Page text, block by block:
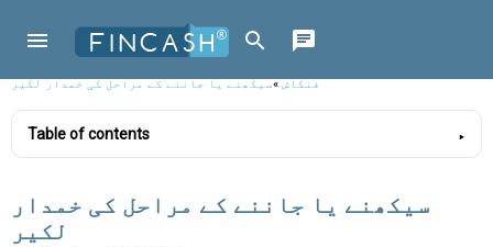
فنکاش»سیکھنے یا جاننے کے مراحل کی خمدار لکیر
Table of contents
سیکھنے یا جاننے کے مراحل کی خمدار
لکیر